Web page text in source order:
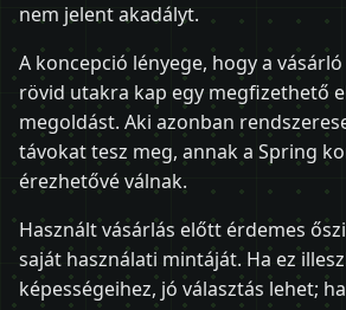
nem jelent akadályt.
A koncepció lényege, hogy a
rövid utakra kap egy megfizethető
megoldást. Aki azonban
távokat tesz meg, annak a Spring
érezhetővé válnak.
Használt vásárlás előtt érdemes
saját használati mintáját. Ha ez
képességeihez, jó választás lehet;